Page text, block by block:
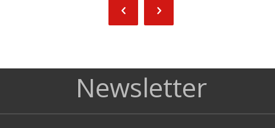
Newsletter